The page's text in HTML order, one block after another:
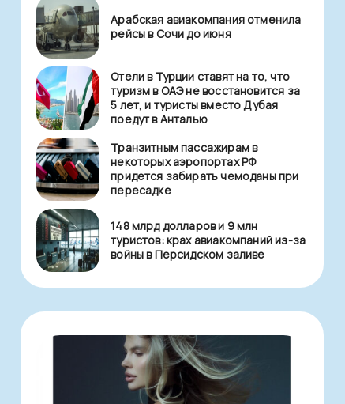
Арабская авиакомпания отменила
рейсы в Сочи до июня
Отели в Турции ставят на то, что
туризм в ОАЭ не восстановится за
5 лет, и туристы вместо Дубая
поедут в Анталью
Транзитным пассажирам в
некоторых аэропортах РФ
придется забирать чемоданы при
пересадке
148 млрд долларов и 9 млн
туристов: крах авиакомпаний из-за
войны в Персидском заливе